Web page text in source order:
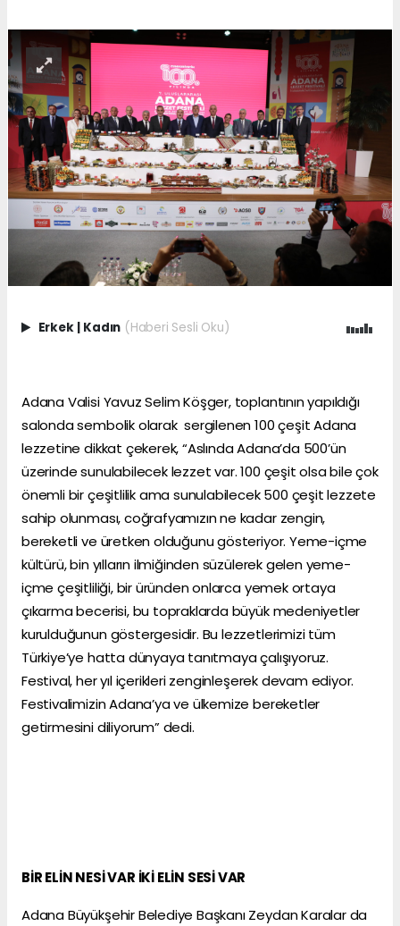
Erkek | Kadın (Haberi Sesli Oku)
Adana Valisi Yavuz Selim Köşger, toplantının yapıldığı
salonda sembolik olarak sergilenen 100 çeşit Adana
lezzetine dikkat çekerek, “Aslında Adana’da 500’ün
üzerinde sunulabilecek lezzet var. 100 çeşit olsa bile çok
önemli bir çeşitlilik ama sunulabilecek 500 çeşit lezzete
sahip olunması, coğrafyamızın ne kadar zengin,
bereketli ve üretken olduğunu gösteriyor. Yeme-içme
kültürü, bin yılların ilmiğinden süzülerek gelen yeme-
içme çeşitliliği, bir üründen onlarca yemek ortaya
çıkarma becerisi, bu topraklarda büyük medeniyetler
kurulduğunun göstergesidir. Bu lezzetlerimizi tüm
Türkiye’ye hatta dünyaya tanıtmaya çalışıyoruz.
Festival, her yıl içerikleri zenginleşerek devam ediyor.
Festivalimizin Adana’ya ve ülkemize bereketler
getirmesini diliyorum” dedi.
BİR ELİN NESİ VAR İKİ ELİN SESİ VAR
Adana Büyükşehir Belediye Başkanı Zeydan Karalar da